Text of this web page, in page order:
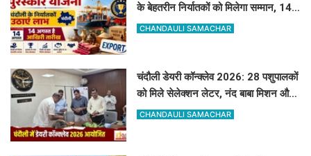
के बेहतरीन निर्यातकों को मिलेगा सम्मान, 14
अगस्त तक करें आवेदन
CHANDAULI SAMACHAR
चंदौली डेयरी कॉन्क्लेव 2026: 28 पशुपालकों
को मिले सेलेक्शन लेटर, नंद बाबा मिशन और
स्वदेशी गौ-संवर्धन योजना के लिए दिए गए
CHANDAULI SAMACHAR